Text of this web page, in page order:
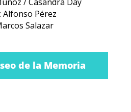
Alfonso Pérez
Salazar
de la Memoria